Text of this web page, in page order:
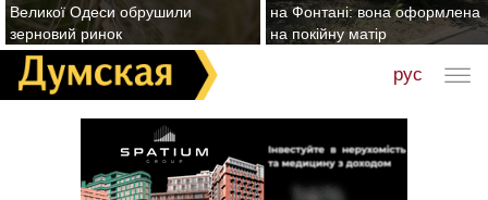
Великої Одеси обрушили
зерновий ринок
на Фонтані: вона оформлена
на покійну матір
рус